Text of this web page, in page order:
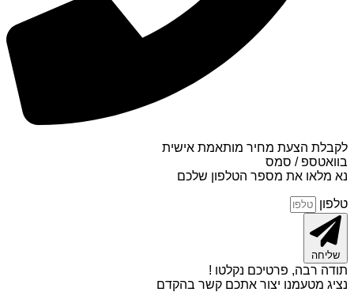
לקבלת הצעת מחיר מותאמת אישית
בוואטספ / סמס
נא מלאו את מספר הטלפון שלכם
טלפון
שליחה
תודה רבה, פרטיכם נקלטו !
נציג מטעמנו יצור אתכם קשר בהקדם